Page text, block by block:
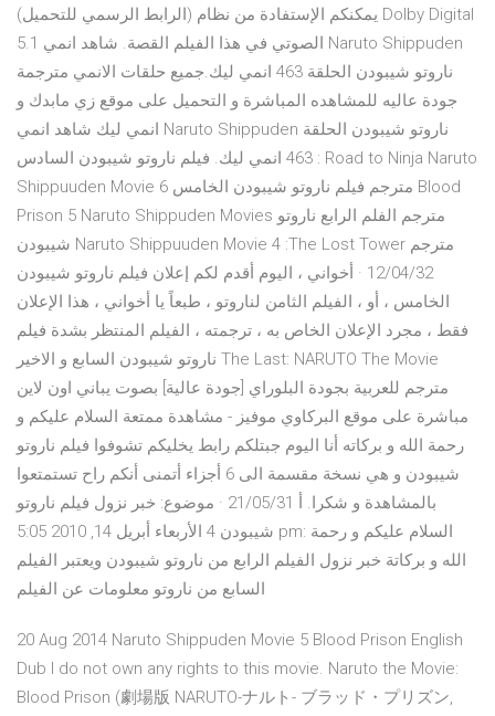
(الرابط الرسمي للتحميل) يمكنكم الإستفادة من نظام Dolby Digital
5.1 الصوتي في هذا الفيلم القصة. شاهد انمي Naruto Shippuden
ناروتو شيبودن الحلقة 463 انمي ليك.جميع حلقات الانمي مترجمة
جودة عاليه للمشاهده المباشرة و التحميل على موقع زي مابدك و
انمي ليك شاهد انمي Naruto Shippuden ناروتو شيبودن الحلقة
463 انمي ليك. فيلم ناروتو شيبودن السادس : Road to Ninja Naruto
Shippuuden Movie 6 مترجم فيلم ناروتو شيبودن الخامس Blood
Prison 5 Naruto Shippuden Movies مترجم الفلم الرابع ناروتو
شيبودن Naruto Shippuuden Movie 4 :The Lost Tower مترجم
12/04/32 · أخواني ، اليوم أقدم لكم إعلان فيلم ناروتو شيبودن
الخامس ، أو ، الفيلم الثامن لناروتو ، طبعاً يا أخواني ، هذا الإعلان
فقط ، مجرد الإعلان الخاص به ، ترجمته ، الفيلم المنتظر بشدة فيلم
ناروتو شيبودن السابع و الاخير The Last: NARUTO The Movie
مترجم للعربية بجودة البلوراي [جودة عالية] بصوت يباني اون لاين
مباشرة على موقع البركاوي موفيز - مشاهدة ممتعة السلام عليكم و
رحمة الله و بركاته أنا اليوم جبتلكم رابط يخليكم تشوفوا فيلم ناروتو
شيبودن و هي نسخة مقسمة الى 6 أجزاء أتمنى أنكم راح تستمتعوا
بالمشاهدة و شكرا. أ 21/05/31 · موضوع: خبر نزول فيلم ناروتو
شيبودن 4 الأربعاء أبريل 14, 2010 5:05 pm: السلام عليكم و رحمة
الله و بركاتة خبر نزول الفيلم الرابع من ناروتو شيبودن ويعتبر الفيلم
السابع من ناروتو معلومات عن الفيلم
20 Aug 2014 Naruto Shippuden Movie 5 Blood Prison English
Dub I do not own any rights to this movie. Naruto the Movie:
Blood Prison (劇場版 NARUTO-ナルト- ブラッド・プリズン,